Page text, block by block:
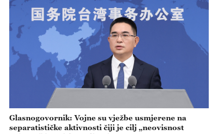
Glasnogovornik: Vojne su vježbe usmjerene na
separatističke aktivnosti čiji je cilj „neovisnost